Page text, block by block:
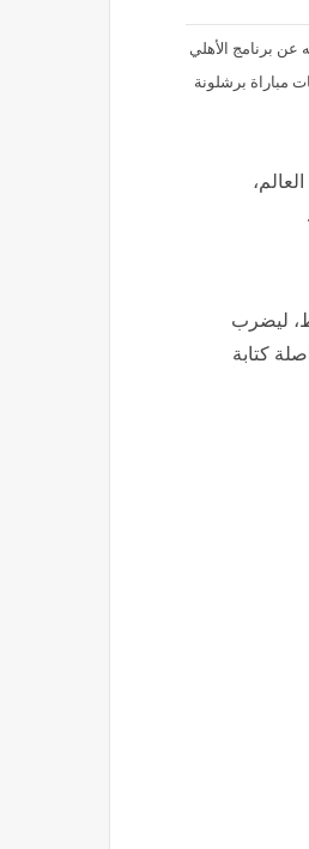
عن برنامج الأهلي
مباراة برشلونة
منافسات كأس العالم،
احتلاله المركز الثاني فى المجموعة السابعة برصيد 5 نقاط، ليضرب
كتابة